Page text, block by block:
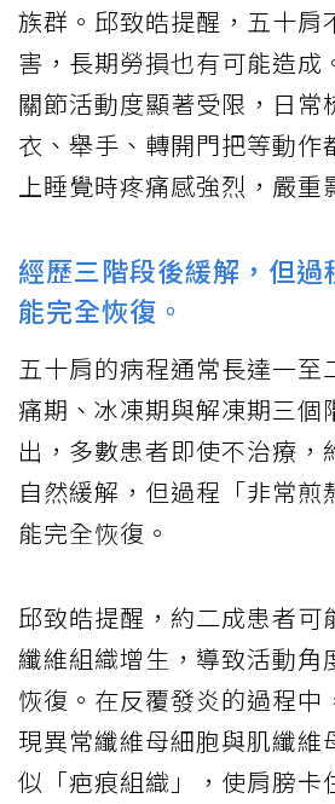
族群。邱致皓提醒，五十肩
害，長期勞損也有可能造成
關節活動度顯著受限，日常
衣、舉手、轉開門把等動作
上睡覺時疼痛感強烈，嚴重
經歷三階段後緩解，但
能完全恢復。
五十肩的病程通常長達一至
痛期、冰凍期與解凍期三個
出，多數患者即使不治療，
自然緩解，但過程「非常煎
能完全恢復。
邱致皓提醒，約二成患者可
纖維組織增生，導致活動角
恢復。在反覆發炎的過程中
現異常纖維母細胞與肌纖維
似「疤痕組織」，使肩膀卡